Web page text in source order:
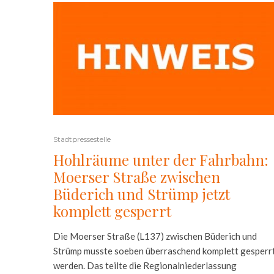
Stadtpressestelle
Hohlräume unter der Fahrbahn:
Moerser Straße zwischen
Büderich und Strümp jetzt
komplett gesperrt
Die Moerser Straße (L137) zwischen Büderich und
Strümp musste soeben überraschend komplett
werden. Das teilte die Regionalniederlassung